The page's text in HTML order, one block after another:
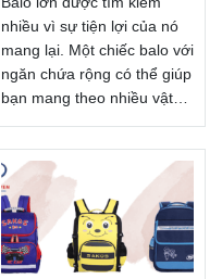
nhiều vì sự tiện lợi của nó
mang lại. Một chiếc balo với
ngăn chứa rộng có thể giúp
bạn mang theo nhiều vật
bạn những chuyến đi thoải
mái, đầy đủ hơn. Nhưng
làm thế nào để lựa chọn
một chiếc balo có dung tích
phù hợp cho mục đích sử
dụng của mình? Nếu bạn